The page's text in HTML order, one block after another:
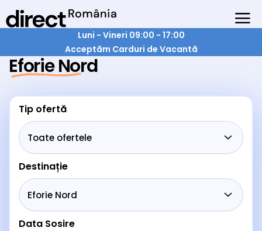
Luni - Vineri 09:00 - 17:00
Acceptăm Carduri de Vacantă
Eforie Nord
Tip ofertă
Destinație
Data Sosire